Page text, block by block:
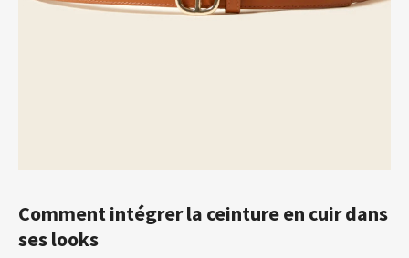
Comment intégrer la ceinture en cuir dans
ses looks